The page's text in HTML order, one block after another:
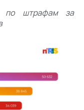
по штрафам за